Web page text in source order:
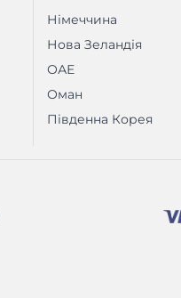
Німеччина
Нова Зеландія
ОАЕ
Оман
Південна Корея